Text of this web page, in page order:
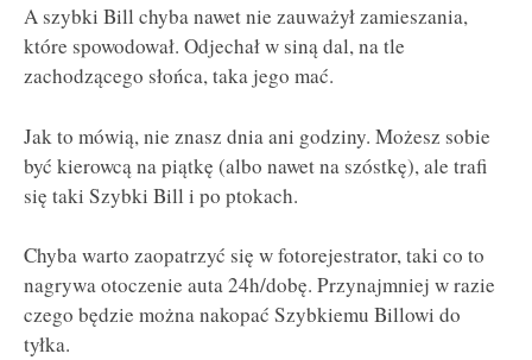
A szybki Bill chyba nawet nie zauważył zamieszania,
które spowodował. Odjechał w siną dal, na tle
zachodzącego słońca, taka jego mać.
Jak to mówią, nie znasz dnia ani godziny. Możesz sobie
być kierowcą na piątkę (albo nawet na szóstkę), ale trafi
się taki Szybki Bill i po ptokach.
Chyba warto zaopatrzyć się w fotorejestrator, taki co to
nagrywa otoczenie auta 24h/dobę. Przynajmniej w razie
czego będzie można nakopać Szybkiemu Billowi do
tyłka.